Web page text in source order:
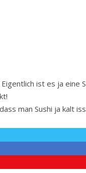
ist es ja
man Sushi ja kalt